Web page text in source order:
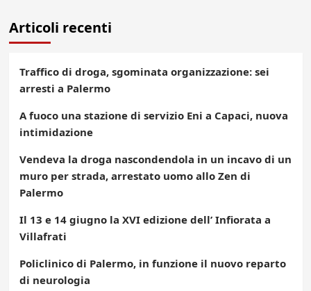
Articoli recenti
Traffico di droga, sgominata organizzazione: sei
arresti a Palermo
A fuoco una stazione di servizio Eni a Capaci, nuova
intimidazione
Vendeva la droga nascondendola in un incavo di un
muro per strada, arrestato uomo allo Zen di
Palermo
Il 13 e 14 giugno la XVI edizione dell’ Infiorata a
Villafrati
Policlinico di Palermo, in funzione il nuovo reparto
di neurologia